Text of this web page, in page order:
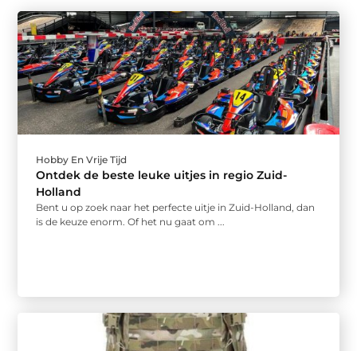
Hobby En Vrije Tijd
Ontdek de beste leuke uitjes in regio Zuid-
Holland
Bent u op zoek naar het perfecte uitje in Zuid-Holland, dan
is de keuze enorm. Of het nu gaat om ...